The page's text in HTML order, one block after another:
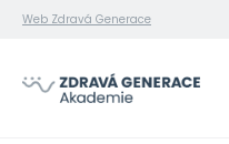
Web Zdravá Generace